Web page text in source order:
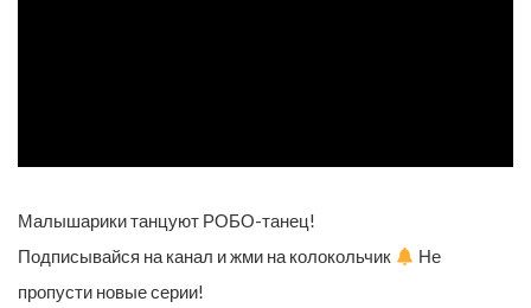
Малышарики танцуют РОБО-танец!
Подписывайся на канал и жми на колокольчик
Не
пропусти новые серии!